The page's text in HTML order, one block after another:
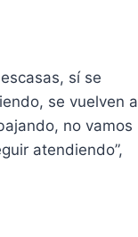
sí se
se vuelven a
no vamos
atendiendo”,